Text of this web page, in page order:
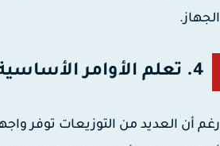
أن العديد من التوزيعات توفر